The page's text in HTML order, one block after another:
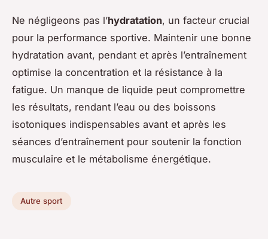
Ne négligeons pas l’hydratation, un facteur crucial
pour la performance sportive. Maintenir une bonne
hydratation avant, pendant et après l’entraînement
optimise la concentration et la résistance à la
fatigue. Un manque de liquide peut compromettre
les résultats, rendant l’eau ou des boissons
isotoniques indispensables avant et après les
séances d’entraînement pour soutenir la fonction
musculaire et le métabolisme énergétique.
Autre sport